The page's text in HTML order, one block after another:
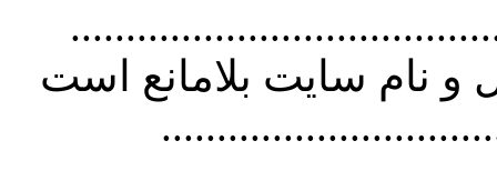
استفاده از
نام سايت بلامانع است